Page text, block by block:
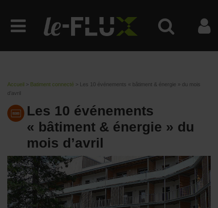
Accueil > Batiment connecté > Les 10 événements « bâtiment & énergie » du mois
d’avril
Les 10 événements
« bâtiment & énergie » du
mois d’avril